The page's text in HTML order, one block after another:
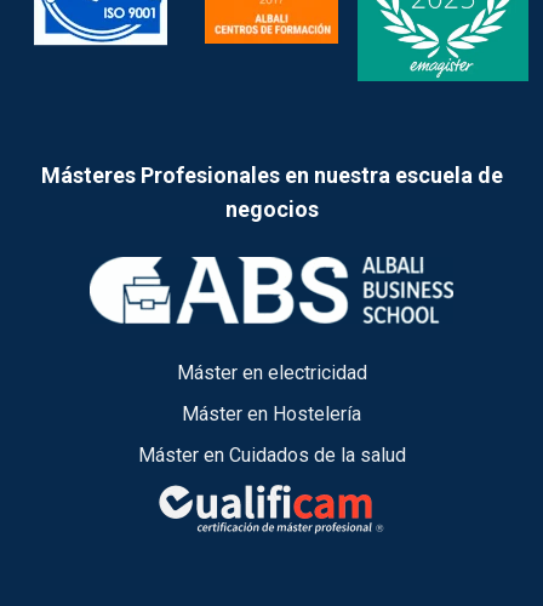
Másteres Profesionales en nuestra escuela de
negocios
Máster en electricidad
Máster en Hostelería
Máster en Cuidados de la salud